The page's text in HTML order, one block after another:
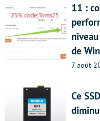
11 :
de
7 août
Ce